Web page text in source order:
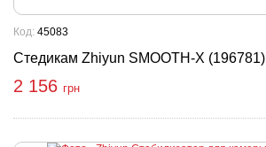
Стедикам Zhiyun SMOOTH-X (196781)
Код: 45083
2 156 грн